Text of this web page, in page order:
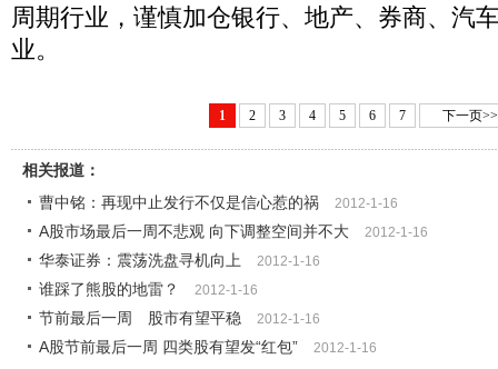
周期行业，谨慎加仓银行、地产、券商、汽
业。
1 2 3 4 5 6 7 下一页>>
相关报道：
曹中铭：再现中止发行不仅是信心惹的祸
2012-1-16
A股市场最后一周不悲观 向下调整空间并不大 2012-1-16
华泰证券：震荡洗盘寻机向上 2012-1-16
谁踩了熊股的地雷？ 2012-1-16
节前最后一周 股市有望平稳 2012-1-16
A股节前最后一周 四类股有望发“红包” 2012-1-16